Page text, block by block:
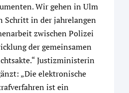
Wir gehen in Ulm
Schritt in der jahrelangen
zwischen Polizei
der gemeinsamen
Justizministerin
„Die elektronische
ist ein